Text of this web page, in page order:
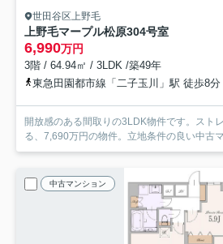
世田谷区上野毛
上野毛マープル松原304号室
6,990万円
3階 / 64.94㎡ / 3LDK /築49年
東急田園都市線「二子玉川」駅 徒歩8分
開放感のある間取りの3LDK物件です。スト
る、7,690万円の物件。立地条件の良い中古
中古マンション